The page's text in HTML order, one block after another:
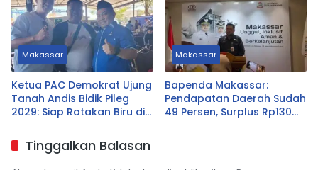
Makassar
Ketua PAC Demokrat Ujung
Tanah Andis Bidik Pileg
2029: Siap Ratakan Biru di
Makassar
Bapenda Makassar:
Pendapatan Daerah Sudah
49 Persen, Surplus Rp130
Tinggalkan Balasan